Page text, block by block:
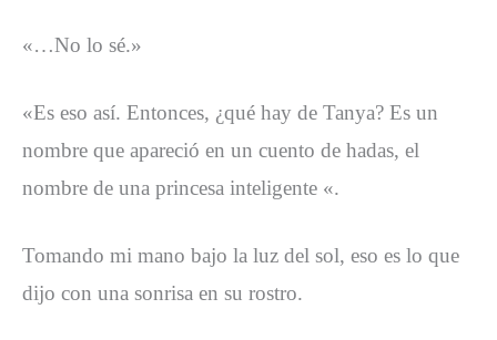
«…No lo sé.»
«Es eso así. Entonces, ¿qué hay de Tanya? Es un
nombre que apareció en un cuento de hadas, el
nombre de una princesa inteligente «.
Tomando mi mano bajo la luz del sol, eso es lo que
dijo con una sonrisa en su rostro.